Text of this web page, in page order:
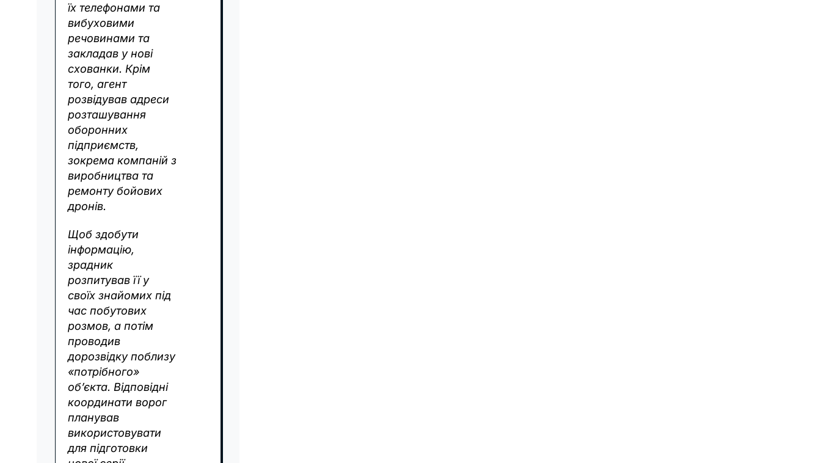
їх телефонами та
вибуховими
речовинами та
закладав у нові
схованки. Крім
того, агент
розвідував адреси
розташування
оборонних
підприємств,
зокрема компаній з
виробництва та
ремонту бойових
дронів.
Щоб здобути
інформацію,
зрадник
розпитував її у
своїх знайомих під
час побутових
розмов, а потім
проводив
дорозвідку поблизу
«потрібного»
об’єкта. Відповідні
координати ворог
планував
використовувати
для підготовки